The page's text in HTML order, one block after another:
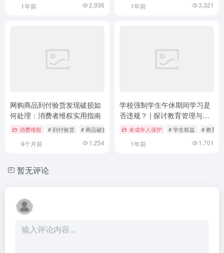
1年前 2,936 1年前 3,321
网购商品到付验货发现破损如
何处理：消费者维权实用指南
消费维权 # 到付验货 # 商品破损处理 # 消费者权益
9个月前 1,254
学校强制学生午休期间学习是
否违规？ | 探讨教育管理与学
生权益的平衡
未成年人保护 # 学生权益 # 教育管
1年前 1,701
暂无评论